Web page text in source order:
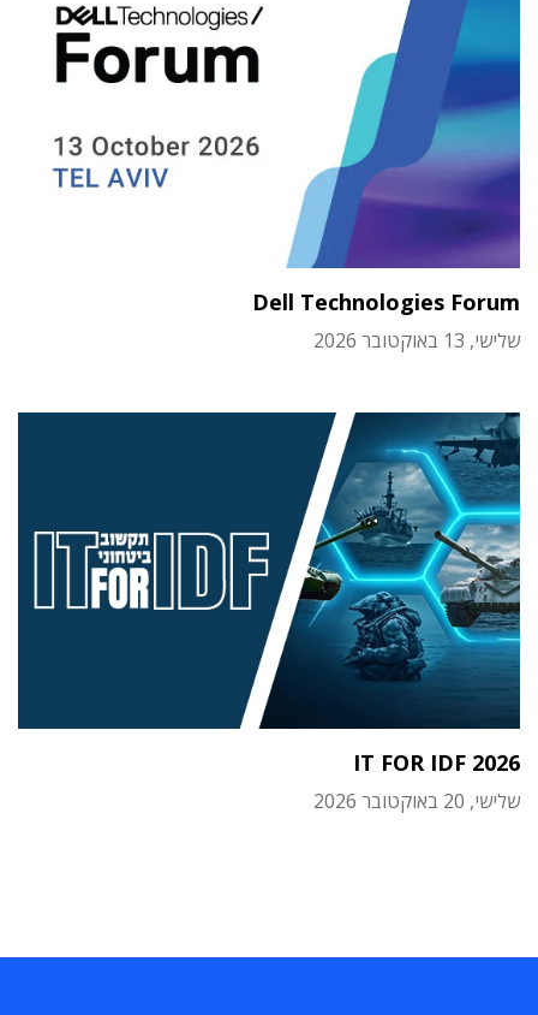
Dell Technologies Forum
שלישי, 13 באוקטובר 2026
IT FOR IDF 2026
שלישי, 20 באוקטובר 2026